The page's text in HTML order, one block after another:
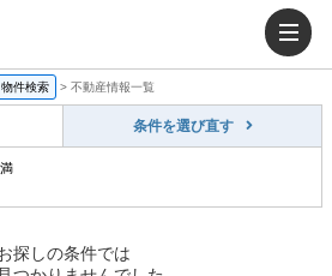
物件検索 > 不動産情報一覧
条件を選び直す
探しの条件では